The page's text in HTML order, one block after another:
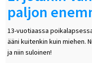
paljon
13-vuotiaassa
ääni kuitenkin kuin miehen.
ja niin suloinen!